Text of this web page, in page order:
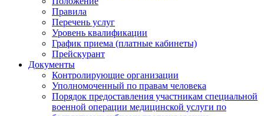
Правила
Перечень услуг
Уровень квалификации
График приема (платные кабинеты)
Прейскурант
Документы
Контролирующие организации
Уполномоченный по правам человека
Порядок предоставления участникам специальной
военной операции медицинской услуги по